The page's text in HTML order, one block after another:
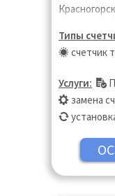
Тверь
Типы
счетчик
Услуги:
замена